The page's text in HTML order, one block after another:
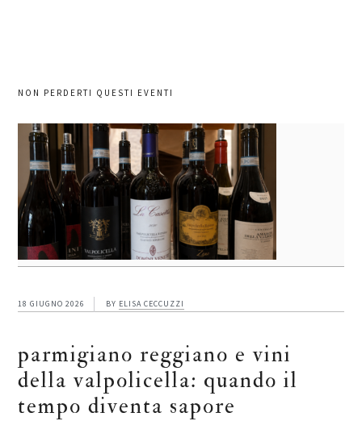
NON PERDERTI QUESTI EVENTI
18 GIUGNO 2026 BY ELISA CECCUZZI
parmigiano reggiano e vini
della valpolicella: quando il
tempo diventa sapore